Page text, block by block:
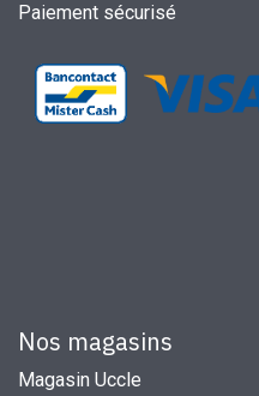
Paiement sécurisé
Nos magasins
Magasin Uccle